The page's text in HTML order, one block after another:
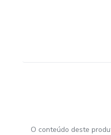
O conteúdo deste